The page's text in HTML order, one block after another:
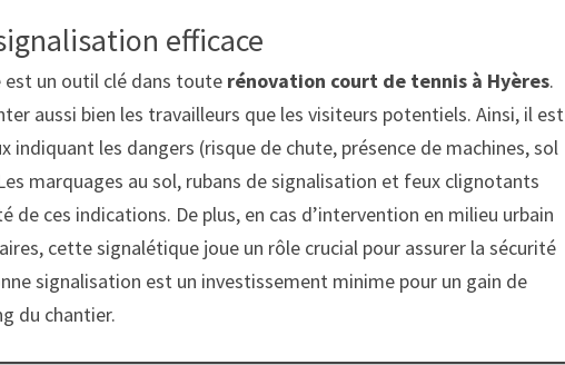
efficace
est un outil clé dans toute rénovation court de tennis à Hyères.
aussi bien les travailleurs que les visiteurs potentiels. Ainsi, il est
indiquant les dangers (risque de chute, présence de machines, sol
marquages au sol, rubans de signalisation et feux clignotants
de ces indications. De plus, en cas d’intervention en milieu urbain
cette signalétique joue un rôle crucial pour assurer la sécurité
signalisation est un investissement minime pour un gain de
du chantier.